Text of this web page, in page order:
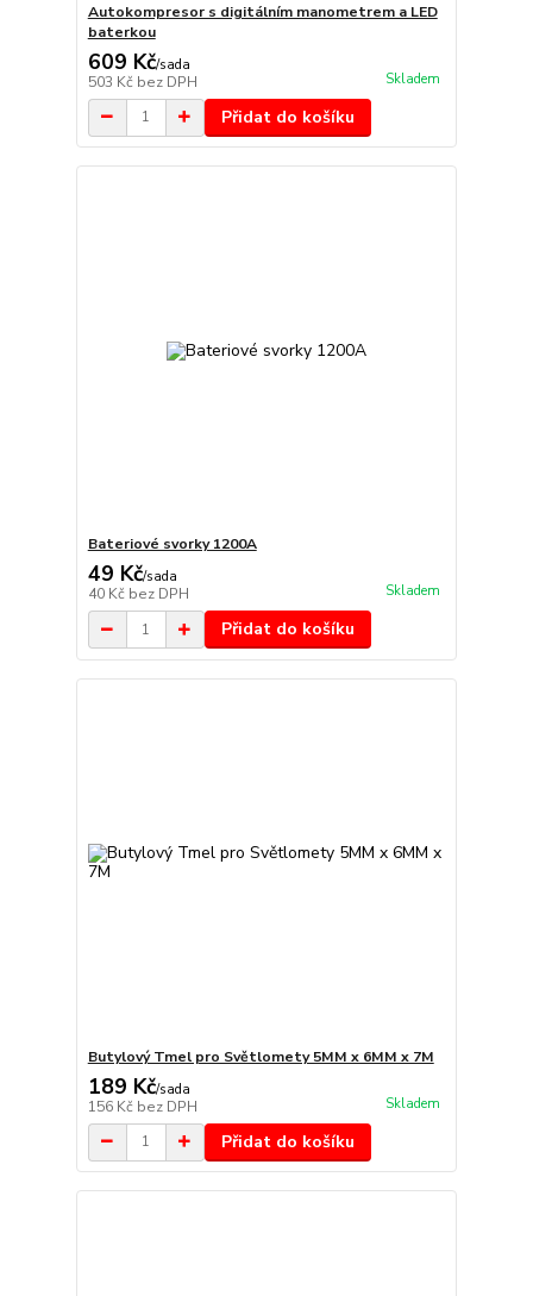
Autokompresor s digitálním manometrem a LED
baterkou
609 Kč/sada
503 Kč bez DPH Skladem
Přidat do košíku
Bateriové svorky 1200A
49 Kč/sada
40 Kč bez DPH Skladem
Přidat do košíku
Butylový Tmel pro Světlomety 5MM x 6MM x 7M
189 Kč/sada
156 Kč bez DPH Skladem
Přidat do košíku